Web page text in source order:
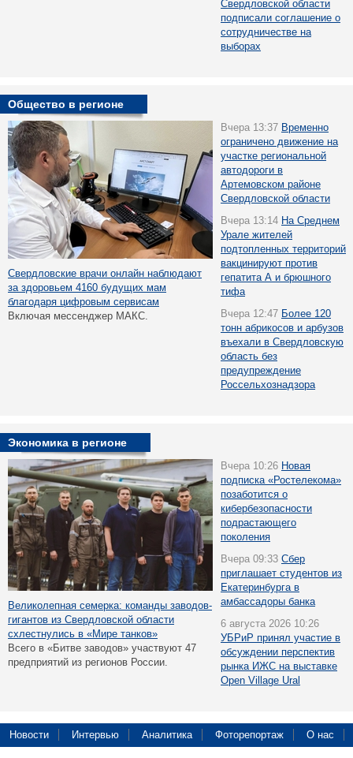
Свердловской области
подписали соглашение о
сотрудничестве на
выборах
Общество в регионе
Свердловские врачи онлайн наблюдают
за здоровьем 4160 будущих мам
благодаря цифровым сервисам
Включая мессенджер МАКС.
Вчера 13:37 Временно
ограничено движение на
участке региональной
автодороги в
Артемовском районе
Свердловской области
Вчера 13:14 На Среднем
Урале жителей
подтопленных территорий
вакцинируют против
гепатита А и брюшного
тифа
Вчера 12:47 Более 120
тонн абрикосов и арбузов
въехали в Свердловскую
область без
предупреждение
Россельхознадзора
Экономика в регионе
Великолепная семерка: команды заводов-
гигантов из Свердловской области
схлестнулись в «Мире танков»
Всего в «Битве заводов» участвуют 47
предприятий из регионов России.
Вчера 10:26 Новая
подписка «Ростелекома»
позаботится о
кибербезопасности
подрастающего
поколения
Вчера 09:33 Сбер
приглашает студентов из
Екатеринбурга в
амбассадоры банка
6 августа 2026 10:26
УБРиР принял участие в
обсуждении перспектив
рынка ИЖС на выставке
Open Village Ural
Новости Интервью Аналитика Фоторепортаж О нас